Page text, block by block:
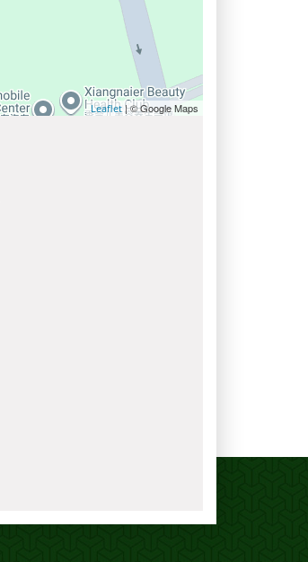
Leaflet | © Google Maps